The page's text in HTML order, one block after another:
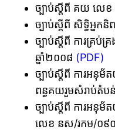
ច្បាប់ស្តីពី គយ លេ
ច្បាប់ស្តីពី សិទ្ធិអ្ន
ច្បាប់ស្តីពី ការគ្រ
ឆ្នាំ២០០៨ (PDF)
ច្បាប់ស្តីពី ការអនុម័
ពន្ធគយរួមសំរាប់តំ
ច្បាប់ស្តីពី ការអនុម័
លេខ នស/រកម/០៩០